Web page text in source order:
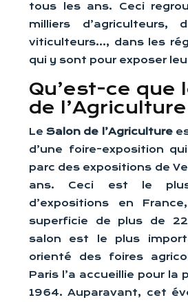
tous les ans. Ceci
milliers d’agriculteurs,
viticulteurs…, dans les
qui y sont pour exposer
Qu’est-ce que
de
LeSalon de l’Agriculture
d’une foire-exposition
parc des expositions de
ans. Ceci est le
d’expositions en
superficie de plus de
salon est le plus
orienté des foires
Paris l’a accueillie pour la
1964. Auparavant, cet